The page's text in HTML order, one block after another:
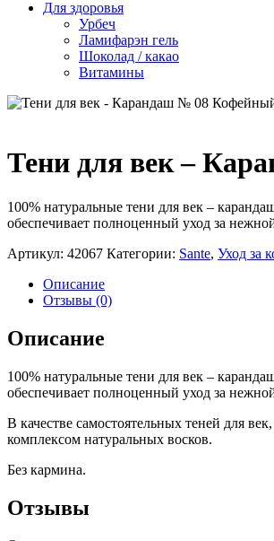
Для здоровья
Урбеч
Ламифарэн гель
Шоколад / какао
Витамины
Тени для век –
100% натуральные тени для век –
обеспечивает полноценный уход за
Артикул: 42067 Категории: Sante, Уход за
Описание
Отзывы (0)
Описание
100% натуральные тени для век –
обеспечивает полноценный уход за
В качестве самостоятельных теней для
комплексом натуральных восков.
Без кармина.
Отзывы